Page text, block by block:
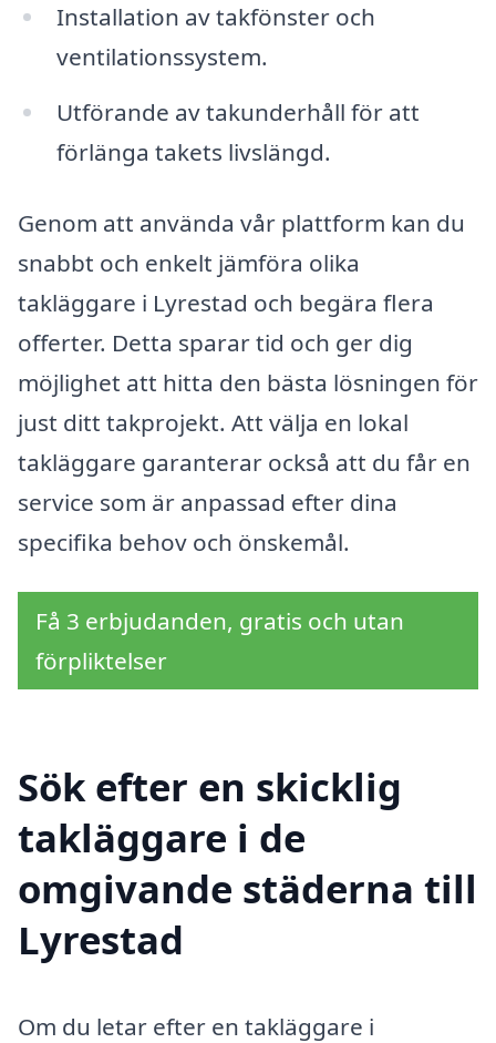
Installation av takfönster och
ventilationssystem.
Utförande av takunderhåll för att
förlänga takets livslängd.
Genom att använda vår plattform kan du
snabbt och enkelt jämföra olika
takläggare i Lyrestad och begära flera
offerter. Detta sparar tid och ger dig
möjlighet att hitta den bästa lösningen för
just ditt takprojekt. Att välja en lokal
takläggare garanterar också att du får en
service som är anpassad efter dina
specifika behov och önskemål.
Få 3 erbjudanden, gratis och utan
förpliktelser
Sök efter en skicklig
takläggare i de
omgivande städerna till
Lyrestad
Om du letar efter en takläggare i